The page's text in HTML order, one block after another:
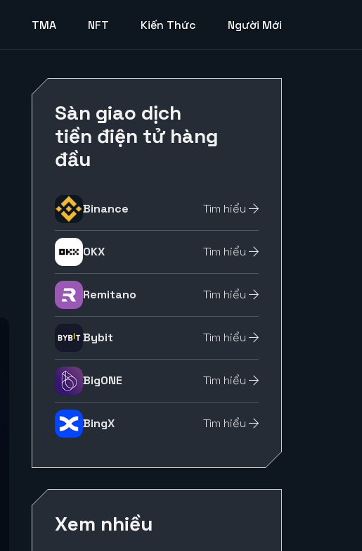
TMA NFT Kiến Thức Người Mới
Sàn giao dịch
tiền điện tử hàng
đầu
Binance Tìm hiểu
OKX Tìm hiểu
Remitano Tìm hiểu
Bybit Tìm hiểu
BigONE Tìm hiểu
BingX Tìm hiểu
Xem nhiều